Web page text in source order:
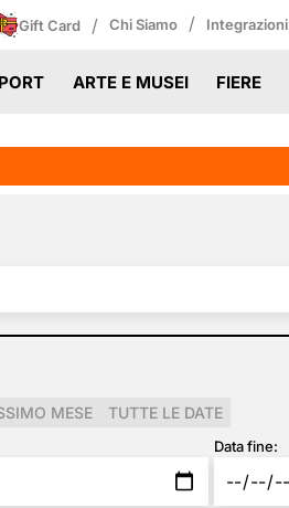
Gift Card / Chi Siamo / Integrazioni
ARTE E MUSEI FIERE
MESE TUTTE LE DATE
Data fine: